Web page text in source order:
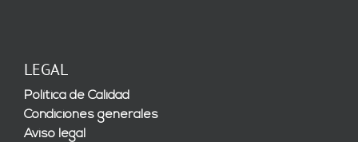
LEGAL
Política de Calidad
Condiciones generales
Aviso legal